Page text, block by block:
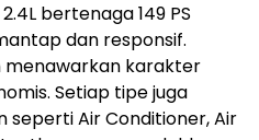
bertenaga 149 PS
dan responsif.
menawarkan karakter
Setiap tipe juga
seperti Air Conditioner, Air